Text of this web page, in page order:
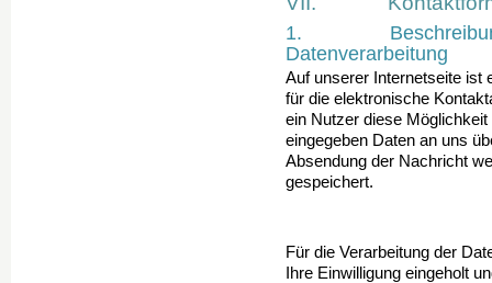
1. Beschreibung
Datenverarbeitung
Auf unserer Internetseite ist
für die elektronische
ein Nutzer diese
eingegeben Daten an uns
Absendung der Nachricht
gespeichert.
Für die Verarbeitung der
Ihre Einwilligung eingeholt